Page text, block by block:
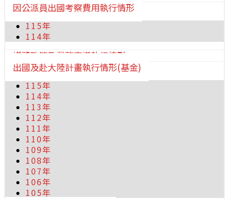
因公派員出國考察費用執行情形
115年
114年
媒體政策及業務宣導執行情形
出國及赴大陸計畫執行情形(基金)
115年
114年
113年
112年
111年
110年
109年
108年
107年
106年
105年